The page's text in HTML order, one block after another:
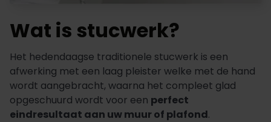
Wat is stucwerk?
Het hedendaagse traditionele stucwerk is een
afwerking met een laag pleister welke met de hand
wordt aangebracht, waarna het compleet glad
opgeschuurd wordt voor een perfect
eindresultaat aan uw muur of plafond.